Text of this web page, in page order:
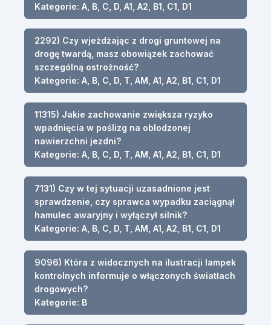
Kategorie: A, B, C, D, A1, A2, B1, C1, D1
2292) Czy wjeżdżając z drogi gruntowej na
drogę twardą, masz obowiązek zachować
szczególną ostrożność?
Kategorie: A, B, C, D, T, AM, A1, A2, B1, C1, D1
11315) Jakie zachowanie zwiększa ryzyko
wpadnięcia w poślizg na oblodzonej
nawierzchni jezdni?
Kategorie: A, B, C, D, T, AM, A1, A2, B1, C1, D1
7131) Czy w tej sytuacji uzasadnione jest
sprawdzenie, czy sprawca wypadku zaciągnął
hamulec awaryjny i wyłączył silnik?
Kategorie: A, B, C, D, T, AM, A1, A2, B1, C1, D1
9096) Która z widocznych na ilustracji lampek
kontrolnych informuje o włączonych światłach
drogowych?
Kategorie: B